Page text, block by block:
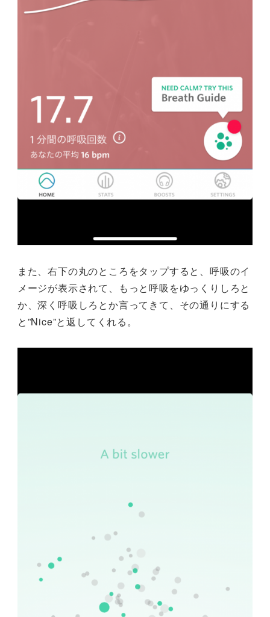
また、右下の丸のところをタップすると、呼吸のイ
メージが表示されて、もっと呼吸をゆっくりしろと
か、深く呼吸しろとか言ってきて、その通りにする
と”Nice”と返してくれる。